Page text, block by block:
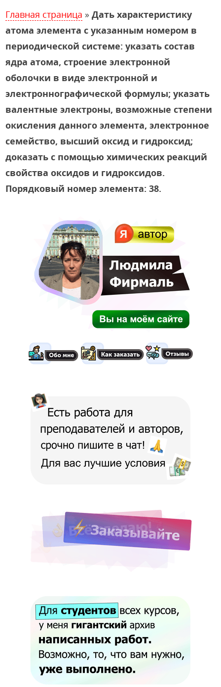
Главная страница »Дать характеристику
атома элемента с указанным номером в
периодической системе: указать состав
ядра атома, строение электронной
оболочки в виде электронной и
электроннографической формулы; указать
валентные электроны, возможные степени
окисления данного элемента, электронное
семейство, высший оксид и гидроксид;
доказать с помощью химических реакций
свойства оксидов и гидроксидов.
Порядковый номер элемента: 38.